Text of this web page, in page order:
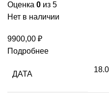
Оценка 0 из 5
Нет в наличии
9900,00 ₽
Подробнее
ДАТА